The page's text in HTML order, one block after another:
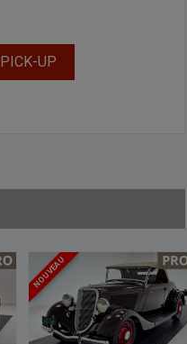
UP
NOUVEAU